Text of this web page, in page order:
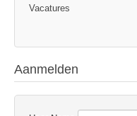
Vacatures
Aanmelden